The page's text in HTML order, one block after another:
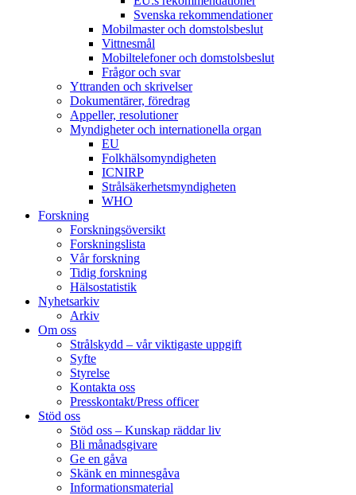
Svenska rekommendationer
Mobilmaster och domstolsbeslut
Vittnesmål
Mobiltelefoner och domstolsbeslut
Frågor och svar
Yttranden och skrivelser
Dokumentärer, föredrag
Appeller, resolutioner
Myndigheter och internationella organ
EU
Folkhälsomyndigheten
ICNIRP
Strålsäkerhetsmyndigheten
WHO
Forskning
Forskningsöversikt
Forskningslista
Vår forskning
Tidig forskning
Hälsostatistik
Nyhetsarkiv
Arkiv
Om oss
Strålskydd – vår viktigaste uppgift
Syfte
Styrelse
Kontakta oss
Presskontakt/Press officer
Stöd oss
Stöd oss – Kunskap räddar liv
Bli månadsgivare
Ge en gåva
Skänk en minnesgåva
Informationsmaterial